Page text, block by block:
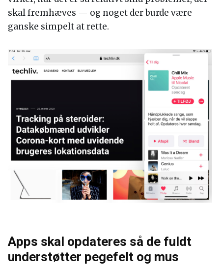
skal fremhæves — og noget der burde være
ganske simpelt at rette.
Apps skal opdateres så de fuldt
understøtter pegefelt og mus